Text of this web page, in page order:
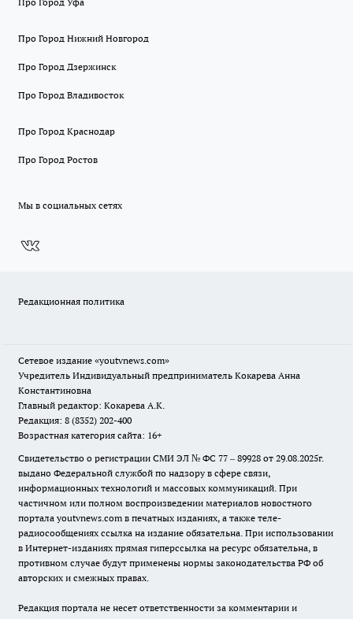
Про Город Нижний Новгород
Про Город Дзержинск
Про Город Владивосток
Про Город Краснодар
Про Город Ростов
Мы в социальных сетях
Редакционная политика
Сетевое издание «youtvnews.com»
Учредитель Индивидуальный предприниматель Кокарева Анна
Константиновна
Главный редактор: Кокарева А.К.
Редакция: 8 (8352) 202-400
Возрастная категория сайта: 16+
Свидетельство о регистрации СМИ ЭЛ № ФС 77 – 89928 от 29.08.2025г.
выдано Федеральной службой по надзору в сфере связи,
информационных технологий и массовых коммуникаций. При
частичном или полном воспроизведении материалов новостного
портала youtvnews.com в печатных изданиях, а также теле-
радиосообщениях ссылка на издание обязательна. При использовании
в Интернет-изданиях прямая гиперссылка на ресурс обязательна, в
противном случае будут применены нормы законодательства РФ об
авторских и смежных правах.
Редакция портала не несет ответственности за комментарии и